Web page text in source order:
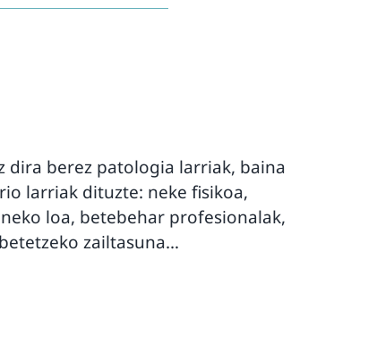
dira berez patologia larriak, baina
larriak dituzte: neke fisikoa,
loa, betebehar profesionalak,
zailtasuna…